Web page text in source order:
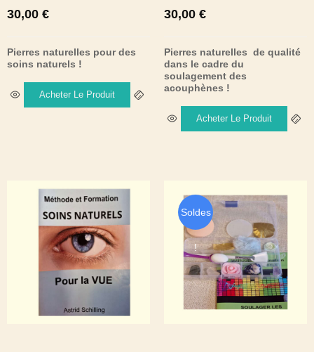
30,00 €
Pierres naturelles pour des
soins naturels !
Acheter Le Produit
30,00 €
Pierres naturelles de qualité
dans le cadre du
soulagement des
acouphènes !
Acheter Le Produit
Soldes
!